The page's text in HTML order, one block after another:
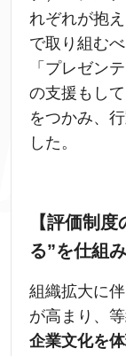
れぞれが抱
で取り組む
「プレゼン
の支援もし
をつかみ、
した。
【評価制
る”を仕組
組織拡大に
が高まり、
企業文化を